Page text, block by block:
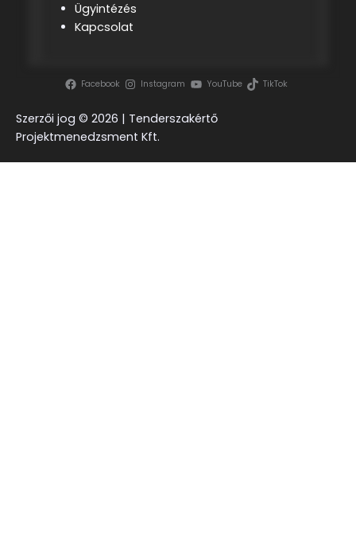
Ügyintézés
Kapcsolat
Facebook Instagram YouTube TikTok
Szerzői jog © 2026 | Tenderszakértő
Projektmenedzsment Kft.